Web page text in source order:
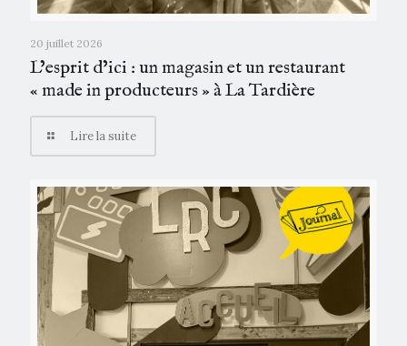
20 juillet 2026
L’esprit d’ici : un magasin et un restaurant
« made in producteurs » à La Tardière
Lire la suite